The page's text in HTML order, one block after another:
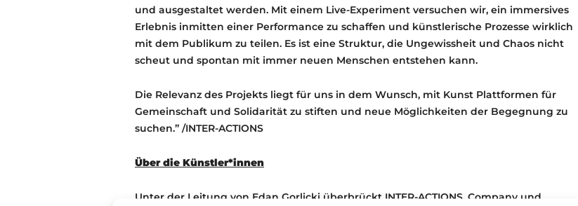
und ausgestaltet werden. Mit einem Live-Experiment versuchen wir, ein immersives
Erlebnis inmitten einer Performance zu schaffen und künstlerische Prozesse wirklich
mit dem Publikum zu teilen. Es ist eine Struktur, die Ungewissheit und Chaos nicht
scheut und spontan mit immer neuen Menschen entstehen kann.
Die Relevanz des Projekts liegt für uns in dem Wunsch, mit Kunst Plattformen für
Gemeinschaft und Solidarität zu stiften und neue Möglichkeiten der Begegnung zu
suchen.” /INTER-ACTIONS
Über die Künstler*innen
Unter der Leitung von Edan Gorlicki überbrückt INTER-ACTIONS, Company und